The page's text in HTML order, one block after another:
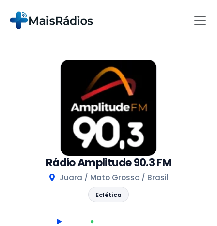
Rádio Amplitude 90.3 FM
Juara / Mato Grosso / Brasil
Eclética
AO VIVO